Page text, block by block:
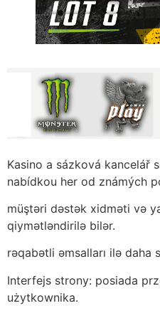
Kasino a sázková kancelář
nabídkou her od známých
müştəri dəstək xidməti və
qiymətləndirilə bilər.
rəqabətli əmsalları ilə
Interfejs strony: posiada
użytkownika.